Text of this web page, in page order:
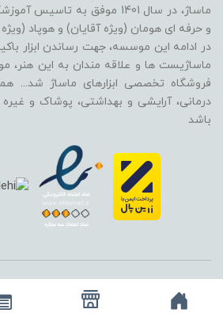
ماساژ، در سال 1401 موفق به
و حرفه ای هومان (ویژه آقایان) و هوپاد
در ادامه این موسسه، جهت رساندن ابزار
ماساژیست ها و علاقه مندان به این هنر،
فروشگاه تخصصی ابزارهای ماساژ شد...
درمانی، آرایشی و بهداشتی، پوشاک و
باشد
استفاده از تمامی مطالب، تصاویر و محتوای
و با ذکر منبع بلامانع است و تمامی حقوق این